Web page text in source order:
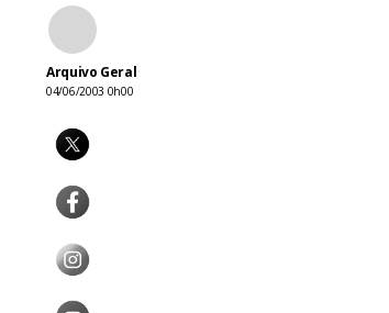
Arquivo Geral
04/06/2003 0h00